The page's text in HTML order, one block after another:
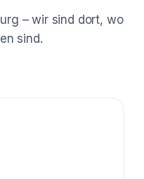
– wir sind dort, wo
sind.